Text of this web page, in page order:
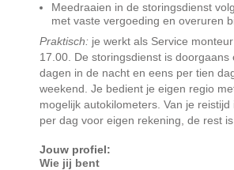
Meedraaien in de storingsdienst
met vaste vergoeding en overuren
Praktisch: je werkt als Service
17.00. De storingsdienst is doorgaans
dagen in de nacht en eens per tien
weekend. Je bedient je eigen regio
mogelijk autokilometers. Van je
per dag voor eigen rekening, de rest is
Jouw profiel:
Wie jij bent